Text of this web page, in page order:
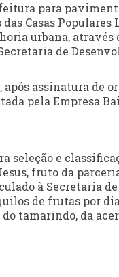
para
Casas
urbana, através
de
assinatura de
pela Empresa
seleção e
fruto da
à Secretaria
de frutas por
tamarindo, da